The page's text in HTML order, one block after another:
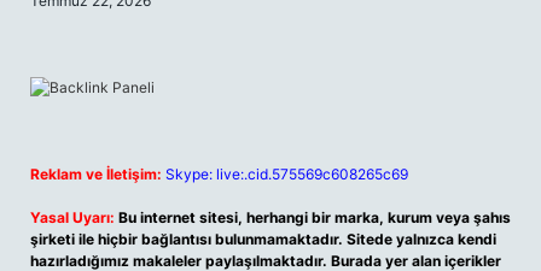
Reklam ve İletişim: Skype: live:.cid.575569c608265c69
Yasal Uyarı: Bu internet sitesi, herhangi bir marka, kurum veya şahıs
şirketi ile hiçbir bağlantısı bulunmamaktadır. Sitede yalnızca kendi
hazırladığımız makaleler paylaşılmaktadır. Burada yer alan içerikler